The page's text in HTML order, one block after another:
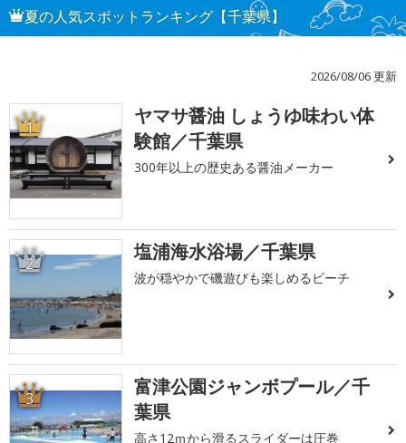
夏の人気スポットランキング【千葉県】
2026/08/06 更新
1
ヤマサ醤油 しょうゆ味わい体
験館／千葉県
300年以上の歴史ある醤油メーカー
2 塩浦海水浴場／千葉県
波が穏やかで磯遊びも楽しめるビーチ
3
富津公園ジャンボプール／千
葉県
高さ12ｍから滑るスライダーは圧巻